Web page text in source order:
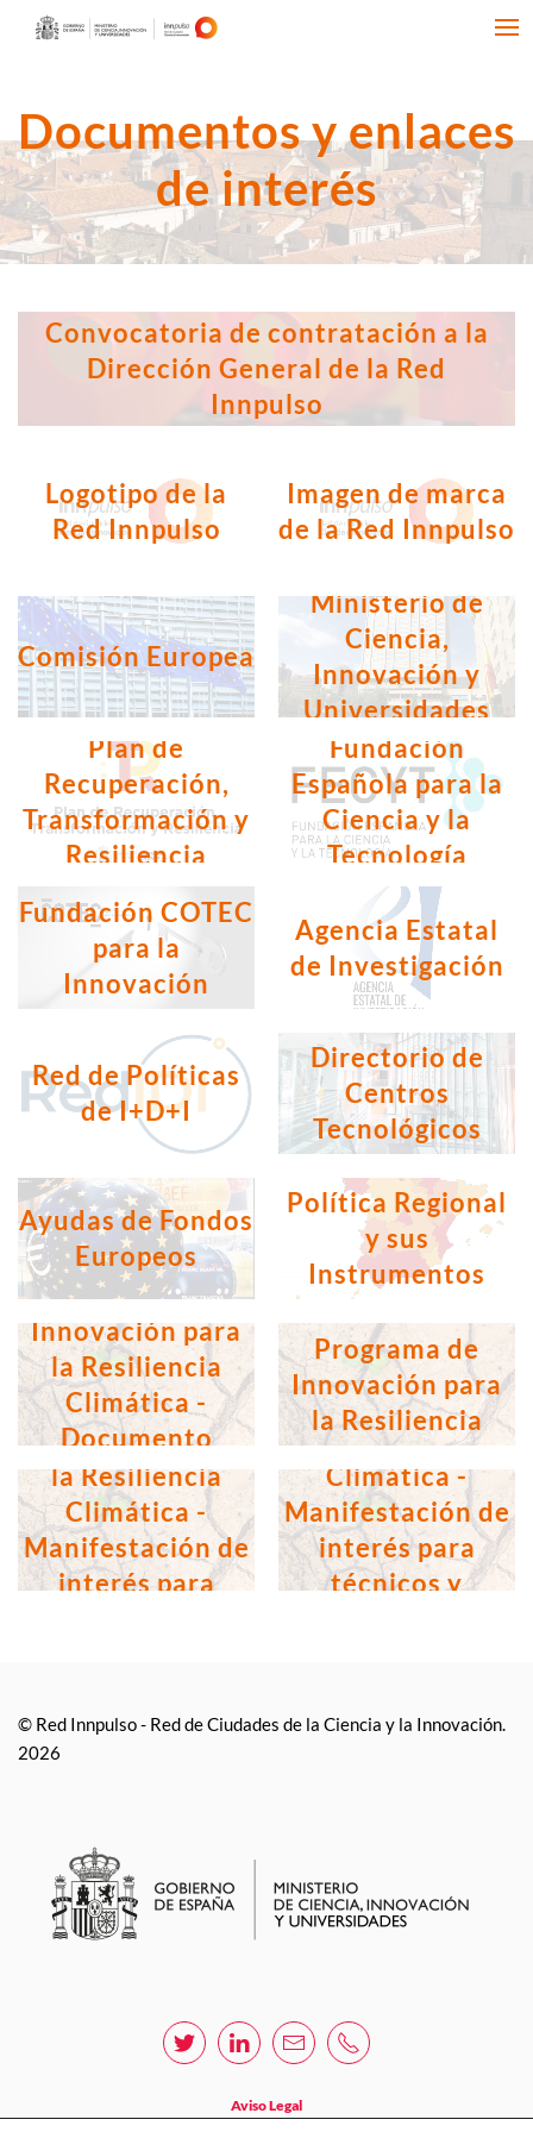
Documentos y enlaces
de interés
Convocatoria de contratación a la
Dirección General de la Red
Innpulso
Logotipo de la
Red Innpulso
Imagen de marca
de la Red Innpulso
Comisión Europea
Ministerio de
Ciencia,
Innovación y
Universidades
Plan de
Recuperación,
Transformación y
Resiliencia
Fundación
Española para la
Ciencia y la
Tecnología
Fundación COTEC
para la
Innovación
Agencia Estatal
de Investigación
Red de Políticas
de I+D+I
Directorio de
Centros
Tecnológicos
Ayudas de Fondos
Europeos
Política Regional
y sus
Instrumentos
Programa de
Innovación para
la Resiliencia
Climática -
Documento
explicativo
Programa de
Innovación para
la Resiliencia
Climática
Programa de
Innovación para
la Resiliencia
Climática -
Manifestación de
interés para
Programa de
Innovación para
la Resiliencia
Climática -
Manifestación de
interés para
técnicos y
© Red Innpulso - Red de Ciudades de la Ciencia y la Innovación.
2026
Aviso Legal